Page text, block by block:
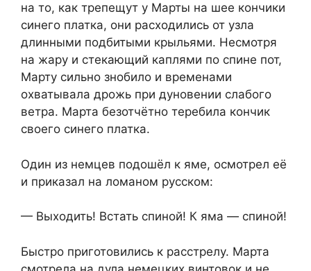
на то, как трепещут у Марты на шее кончики
синего платка, они расходились от узла
длинными подбитыми крыльями. Несмотря
на жару и стекающий каплями по спине пот,
Марту сильно знобило и временами
охватывала дрожь при дуновении слабого
ветра. Марта безотчётно теребила кончик
своего синего платка.
Один из немцев подошёл к яме, осмотрел её
и приказал на ломаном русском:
— Выходить! Встать спиной! К яма — спиной!
Быстро приготовились к расстрелу. Марта